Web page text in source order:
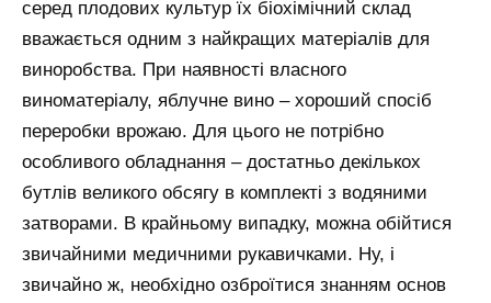
серед плодових культур їх біохімічний склад
вважається одним з найкращих матеріалів для
виноробства. При наявності власного
виноматеріалу, яблучне вино – хороший спосіб
переробки врожаю. Для цього не потрібно
особливого обладнання – достатньо декількох
бутлів великого обсягу в комплекті з водяними
затворами. В крайньому випадку, можна обійтися
звичайними медичними рукавичками. Ну, і
звичайно ж, необхідно озброїтися знанням основ